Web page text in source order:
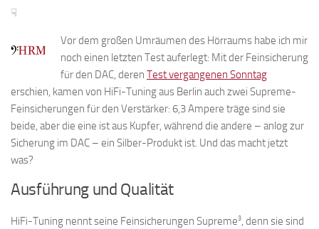
☟
Vor dem großen Umräumen des Hörraums habe ich mir
noch einen letzten Test auferlegt: Mit der Feinsicherung
für den DAC, deren Test vergangenen Sonntag
erschien, kamen von HiFi-Tuning aus Berlin auch zwei Supreme-
Feinsicherungen für den Verstärker: 6,3 Ampere träge sind sie
beide, aber die eine ist aus Kupfer, während die andere – anlog zur
Sicherung im DAC – ein Silber-Produkt ist. Und das macht jetzt
was?
Ausführung und Qualität
HiFi-Tuning nennt seine Feinsicherungen Supreme3, denn sie sind